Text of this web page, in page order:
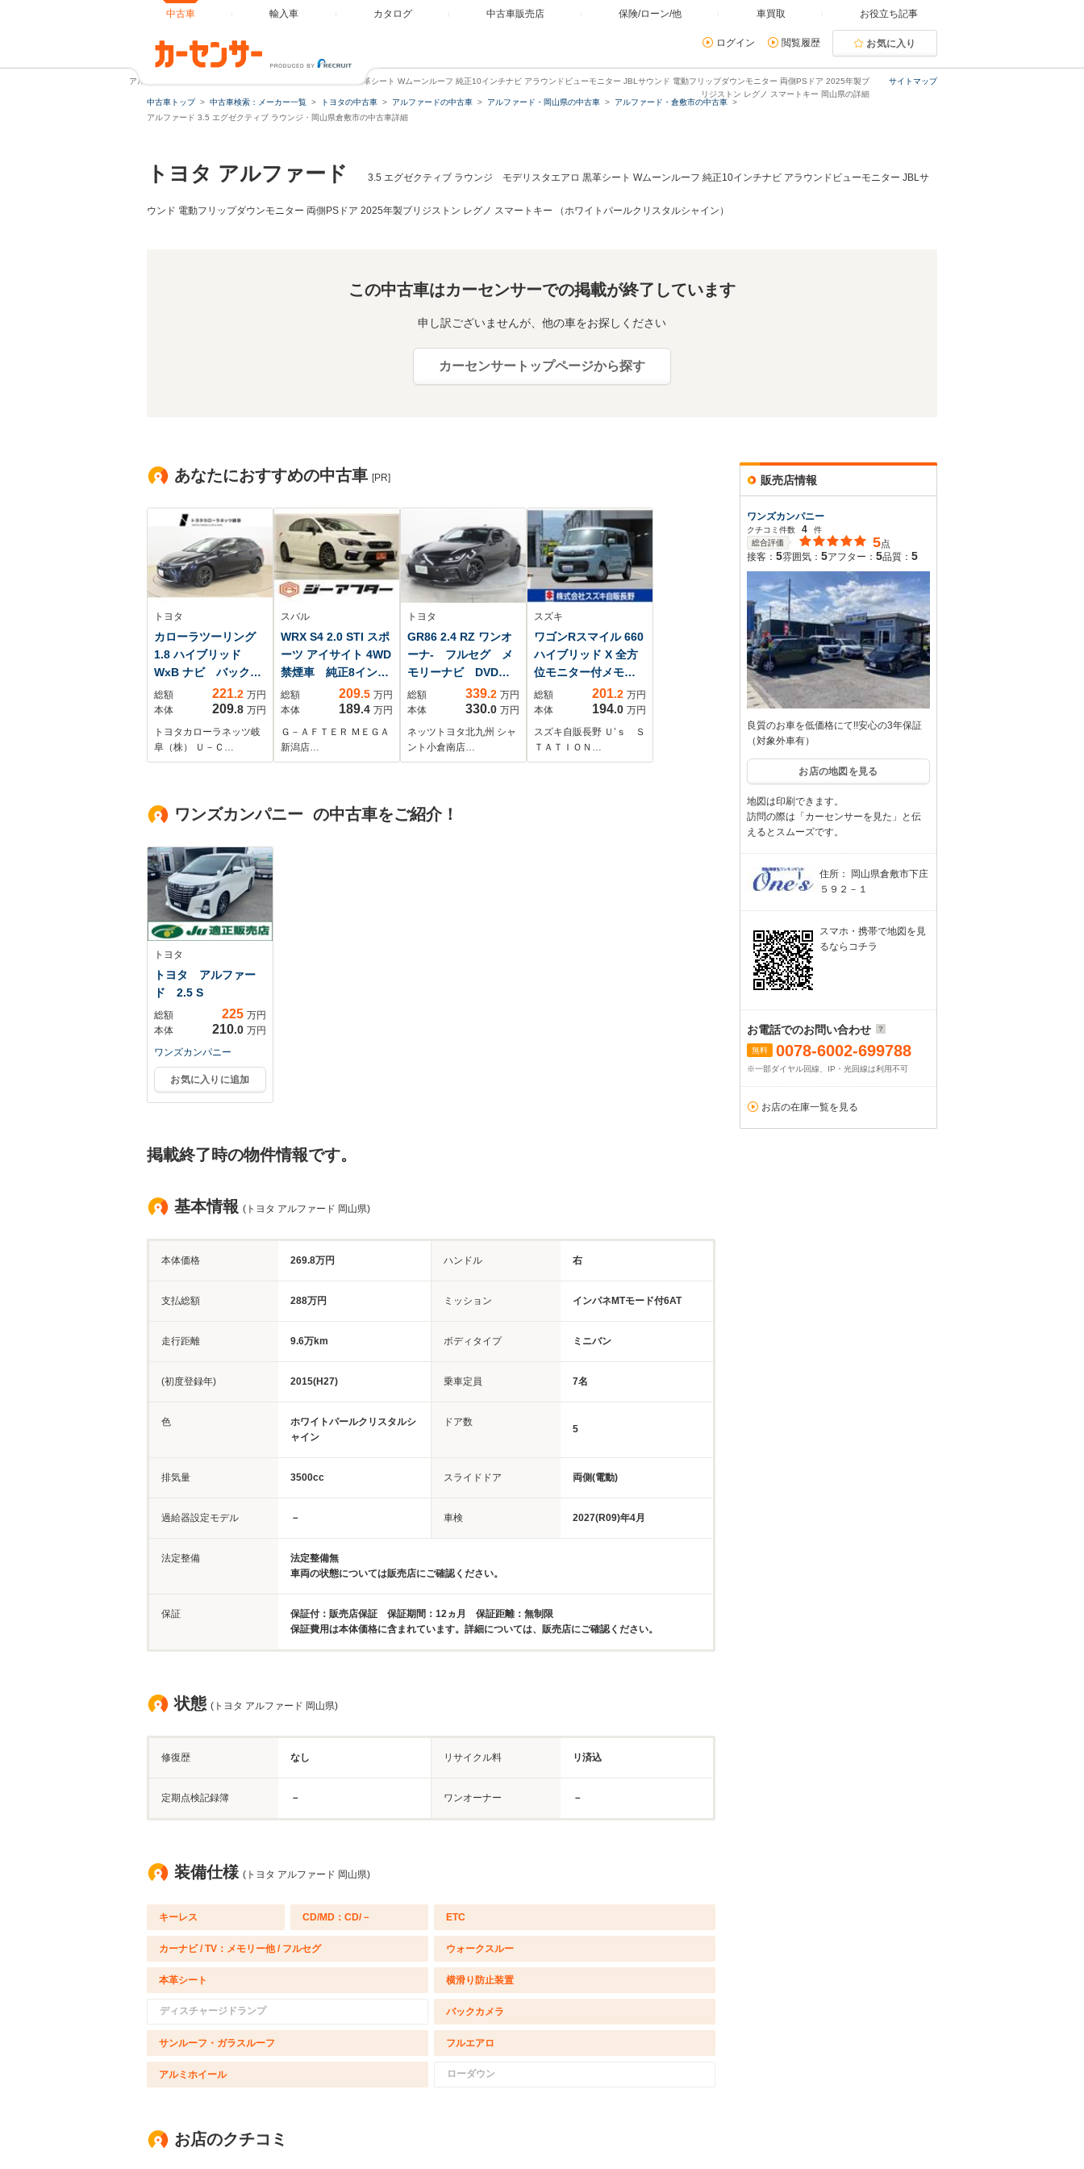
中古車 輸入車 カタログ 中古車販売店 保険/ローン/他 車買取 お役立ち記事
ログイン 閲覧履歴 お気に入り
サイトマップ
アルファード 3.5 エグゼクティブ ラウンジ モデリスタエアロ 黒革シート Wムーンルーフ 純正10インチナビ アラウンドビューモニター JBLサウンド 電動フリップダウンモニター 両側PSドア 2025年製ブ
リジストン レグノ スマートキー 岡山県の詳細
中古車トップ
中古車検索：メーカー一覧 トヨタの中古車 アルファードの中古車 アルファード・岡山県の中古車
アルファード・倉敷市の中古車
アルファード 3.5 エグゼクティブ ラウンジ・岡山県倉敷市の中古車詳細
トヨタ アルファード 3.5 エグゼクティブ ラウンジ モデリスタエアロ 黒革シート Wムーンルーフ 純正10インチナビ アラウンドビューモニター JBLサ
ウンド 電動フリップダウンモニター 両側PSドア 2025年製ブリジストン レグノ スマートキー （ホワイトパールクリスタルシャイン）
この中古車はカーセンサーでの掲載が終了しています
申し訳ございませんが、他の車をお探しください
カーセンサートップページから探す
あなたにおすすめの中古車 [PR]
トヨタ
カローラツーリング
1.8 ハイブリッド
WxB ナビ バックモ
ニター ETC
総額 221.2 万円
本体
209.8 万円
トヨタカローラネッツ岐
阜（株） Ｕ－Ｃ…
スバル
WRX S4 2.0 STI スポ
ーツ アイサイト 4WD
禁煙車 純正8インチ
ナビ バックカメ
ラ フルセグTV シ
ートヒーター ハー
フレザーシート パ
ワーシート ETC
モニター Bluetooth
総額 209.5 万円
本体
189.4 万円
Ｇ－ＡＦＴＥＲ ＭＥＧＡ
新潟店…
トヨタ
GR86 2.4 RZ ワンオ
ーナ- フルセグ メ
モリーナビ DVD再
生 ミュージックプ
レイヤー接続可 シ
ートヒーター バッ
クカメラ 車線逸脱
警報 BSモニタ- 衝
コ LEDヘッドラン
総額 339.2 万円
本体
330.0 万円
ネッツトヨタ北九州 シャ
ント小倉南店…
スズキ
ワゴンRスマイル 660
ハイブリッド X 全方
位モニター付メモリ
ーナビゲーション
スズキコネクト対応
通信機装着車 デュ
アルセンサーブレー
キサポートII
総額 201.2 万円
本体
194.0 万円
スズキ自販長野 Ｕ’ｓ Ｓ
ＴＡＴＩＯＮ…
ワンズカンパニー の中古車をご紹介！
トヨタ
トヨタ アルファー
ド 2.5 S
総額 225 万円
本体
210.0 万円
ワンズカンパニー
お気に入りに追加
掲載終了時の物件情報です。
基本情報 (トヨタ アルファード 岡山県)
本体価格 269.8万円 ハンドル 右
支払総額 288万円 ミッション インパネMTモード付6AT
走行距離 9.6万km ボディタイプ ミニバン
(初度登録年) 2015(H27) 乗車定員 7名
色
ホワイトパールクリスタルシ
ャイン
ドア数
5
排気量 3500cc スライドドア 両側(電動)
過給器設定モデル － 車検 2027(R09)年4月
法定整備
法定整備無
車両の状態については販売店にご確認ください。
保証
保証付：販売店保証 保証期間：12ヵ月 保証距離：無制限
保証費用は本体価格に含まれています。詳細については、販売店にご確認ください。
状態 (トヨタ アルファード 岡山県)
修復歴 なし リサイクル料 リ済込
定期点検記録簿 － ワンオーナー －
装備仕様 (トヨタ アルファード 岡山県)
キーレス CD/MD：CD/－ ETC
カーナビ / TV：メモリー他 / フルセグ ウォークスルー
本革シート 横滑り防止装置
ディスチャージドランプ バックカメラ
サンルーフ・ガラスルーフ フルエアロ
アルミホイール ローダウン
お店のクチコミ
販売店情報
ワンズカンパニー
クチコミ件数 4
件
総合評価
5点
接客： 5雰囲気： 5アフター： 5品質： 5
良質のお車を低価格にて!!安心の3年保証
（対象外車有）
お店の地図を見る
地図は印刷できます。
訪問の際は「カーセンサーを見た」と伝
えるとスムーズです。
住所： 岡山県倉敷市下庄
５９２－１
スマホ・携帯で地図を見
るならコチラ
お電話でのお問い合わせ
無料 0078-6002-699788
※一部ダイヤル回線、IP・光回線は利用不可
お店の在庫一覧を見る